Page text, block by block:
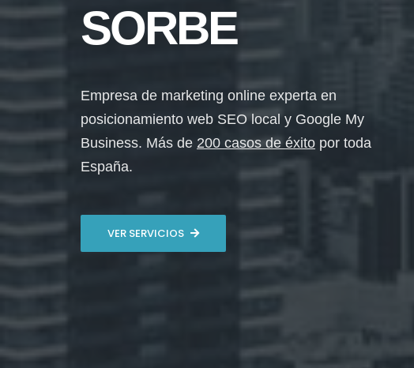
SORBE
Empresa de marketing online experta en
posicionamiento web SEO local y Google My
Business. Más de 200 casos de éxito por toda
España.
VER SERVICIOS